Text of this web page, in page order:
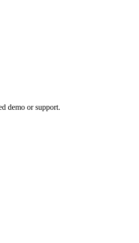
demo or support.